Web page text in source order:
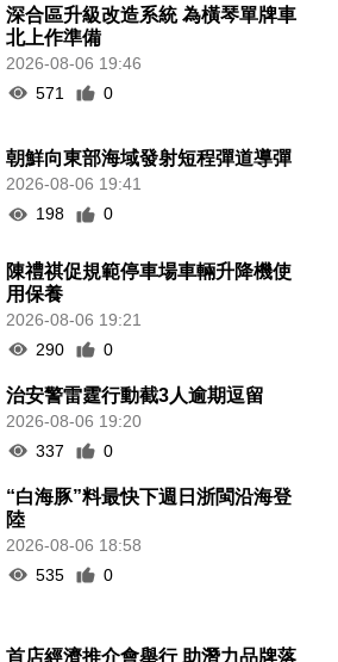
深合區升級改造系統 為橫琴單牌車
北上作準備
2026-08-06 19:46
571
0
朝鮮向東部海域發射短程彈道導彈
2026-08-06 19:41
198
0
陳禮祺促規範停車場車輛升降機使
用保養
2026-08-06 19:21
290
0
治安警雷霆行動截3人逾期逗留
2026-08-06 19:20
337
0
“白海豚”料最快下週日浙閩沿海登
陸
2026-08-06 18:58
535
0
首店經濟推介會舉行 助潛力品牌落